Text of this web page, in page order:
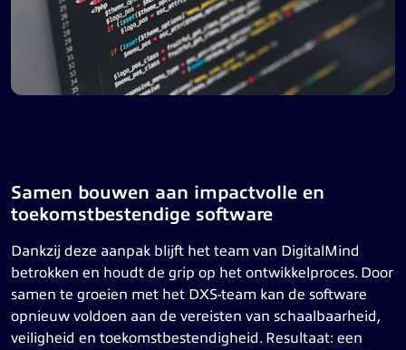
Samen bouwen aan impactvolle en
toekomstbestendige software
Dankzij deze aanpak blijft het team van DigitalMind
betrokken en houdt de grip op het ontwikkelproces. Door
samen te groeien met het DXS-team kan de software
opnieuw voldoen aan de vereisten van schaalbaarheid,
veiligheid en toekomstbestendigheid. Resultaat: een